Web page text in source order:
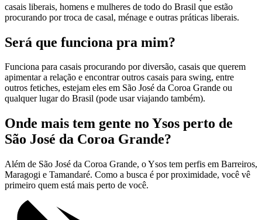
casais liberais, homens e mulheres de todo do Brasil que estão
procurando por troca de casal, ménage e outras práticas liberais.
Será que funciona pra mim?
Funciona para casais procurando por diversão, casais que querem
apimentar a relação e encontrar outros casais para swing, entre
outros fetiches, estejam eles em São José da Coroa Grande ou
qualquer lugar do Brasil (pode usar viajando também).
Onde mais tem gente no Ysos perto de
São José da Coroa Grande?
Além de São José da Coroa Grande, o Ysos tem perfis em Barreiros,
Maragogi e Tamandaré. Como a busca é por proximidade, você vê
primeiro quem está mais perto de você.